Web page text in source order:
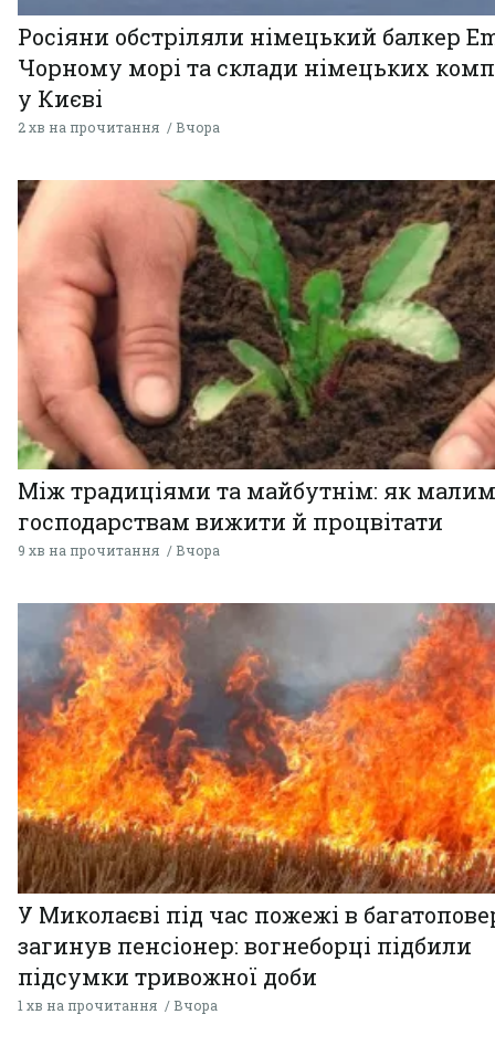
Росіяни обстріляли німецький балкер
Чорному морі та склади німецьких
у Києві
2 хв на прочитання Вчора
Між традиціями та майбутнім: як малим
господарствам вижити й процвітати
9 хв на прочитання Вчора
У Миколаєві під час пожежі в
загинув пенсіонер: вогнеборці підбили
підсумки тривожної доби
1 хв на прочитання Вчора